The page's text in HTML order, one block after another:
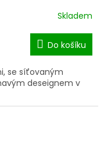
R
M
A
Skladem
Do košíku
se síťovaným
deseignem v